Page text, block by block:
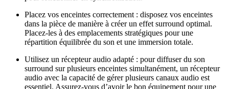
Placez vos enceintes correctement : disposez vos enceintes
dans la pièce de manière à créer un effet surround optimal.
Placez-les à des emplacements stratégiques pour une
répartition équilibrée du son et une immersion totale.
Utilisez un récepteur audio adapté : pour diffuser du son
surround sur plusieurs enceintes simultanément, un récepteur
audio avec la capacité de gérer plusieurs canaux audio est
essentiel. Assurez-vous d’avoir le bon équipement pour une